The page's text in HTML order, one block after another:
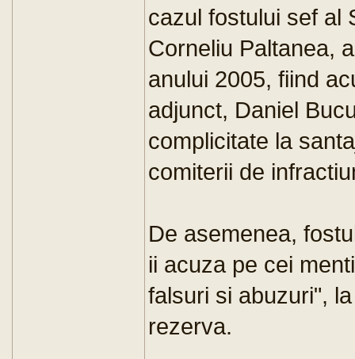
cazul fostului sef al
Corneliu Paltanea,
anului 2005, fiind
adjunct, Daniel
complicitate la
comiterii de
De asemenea,
ii acuza pe cei
falsuri si abuzuri",
rezerva.